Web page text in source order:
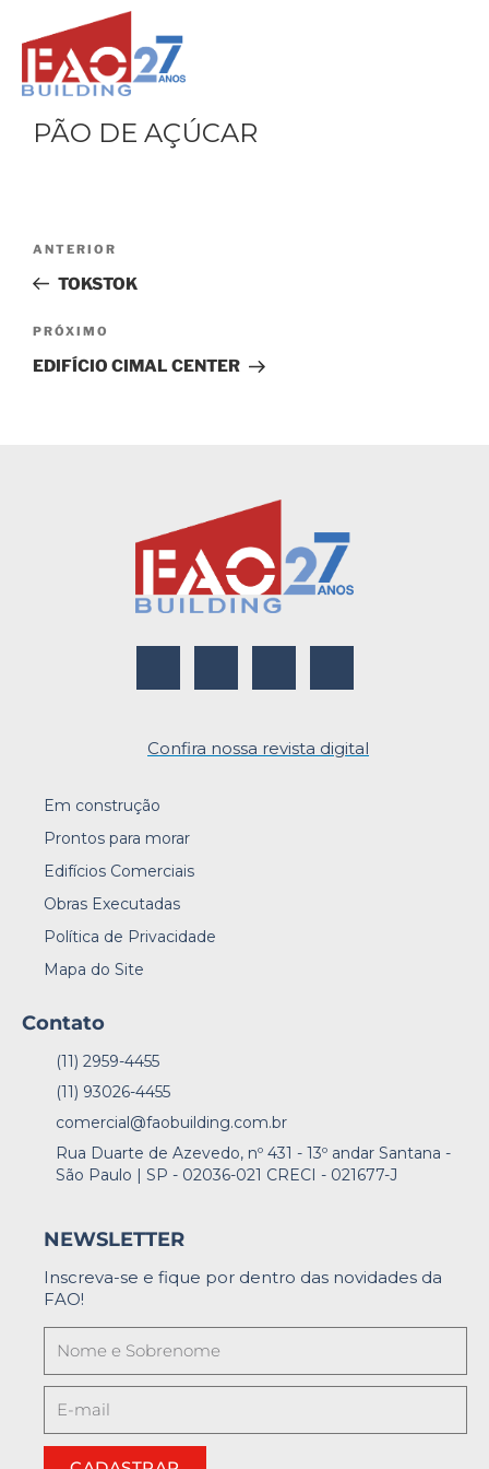
PÃO DE AÇÚCAR
ANTERIOR
TOKSTOK
PRÓXIMO
EDIFÍCIO CIMAL CENTER
Confira nossa revista digital
Em construção
Prontos para morar
Edifícios Comerciais
Obras Executadas
Política de Privacidade
Mapa do Site
Contato
(11) 2959-4455
(11) 93026-4455
comercial@faobuilding.com.br
Rua Duarte de Azevedo, nº 431 - 13º andar Santana -
São Paulo | SP - 02036-021 CRECI - 021677-J
NEWSLETTER
Inscreva-se e fique por dentro das novidades da
FAO!